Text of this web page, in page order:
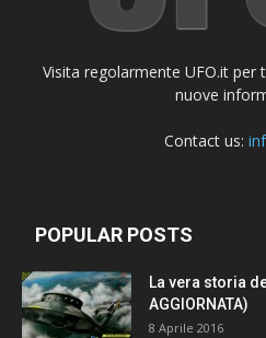
Visita regolarmente UFO.it
nuove
Contact us:
POPULAR POSTS
La vera storia
AGGIORNATA)
8 Aprile 2016